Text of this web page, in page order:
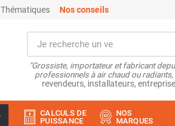
Thématiques Nos conseils
"Grossiste, importateur et fabricant
professionnels à air chaud ou
revendeurs, installateurs,
CALCULS DE
PUISSANCE
NOS
MARQUES